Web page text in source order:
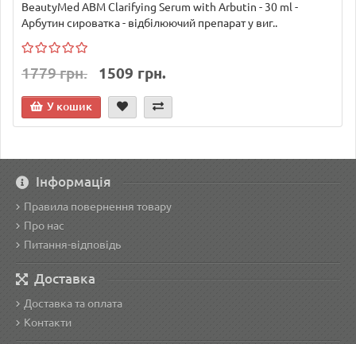
BeautyMed ABM Clarifying Serum with Arbutin - 30 ml -
Арбутин сироватка - відбілюючий препарат у виг..
1779 грн. 1509 грн.
У кошик
Інформація
Правила повернення товару
Про нас
Питання-відповідь
Доставка
Доставка та оплата
Контакти